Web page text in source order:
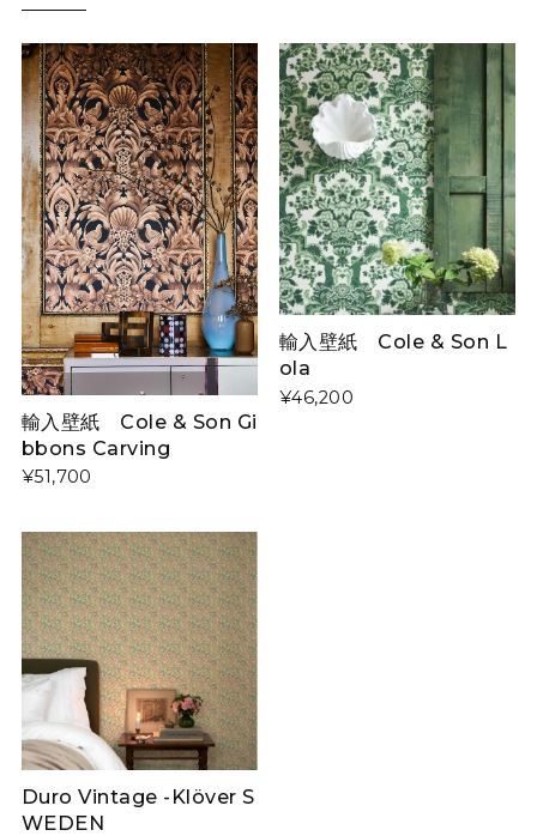
輸入壁紙 Cole & Son Gi
bbons Carving
¥51,700
輸入壁紙 Cole & Son L
ola
¥46,200
Duro Vintage -Klöver S
WEDEN